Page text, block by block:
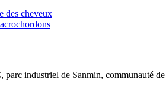
des cheveux
parc industriel de Sanmin, communauté